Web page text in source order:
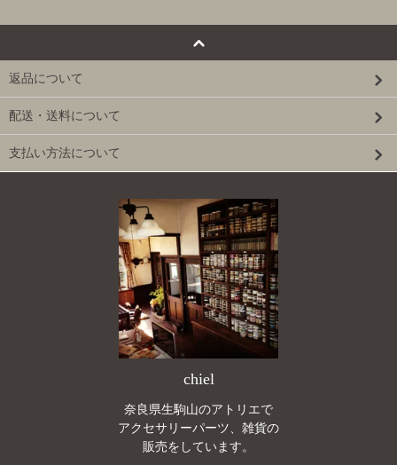
返品について
配送・送料について
支払い方法について
chiel
奈良県生駒山のアトリエで
アクセサリーパーツ、雑貨の
販売をしています。